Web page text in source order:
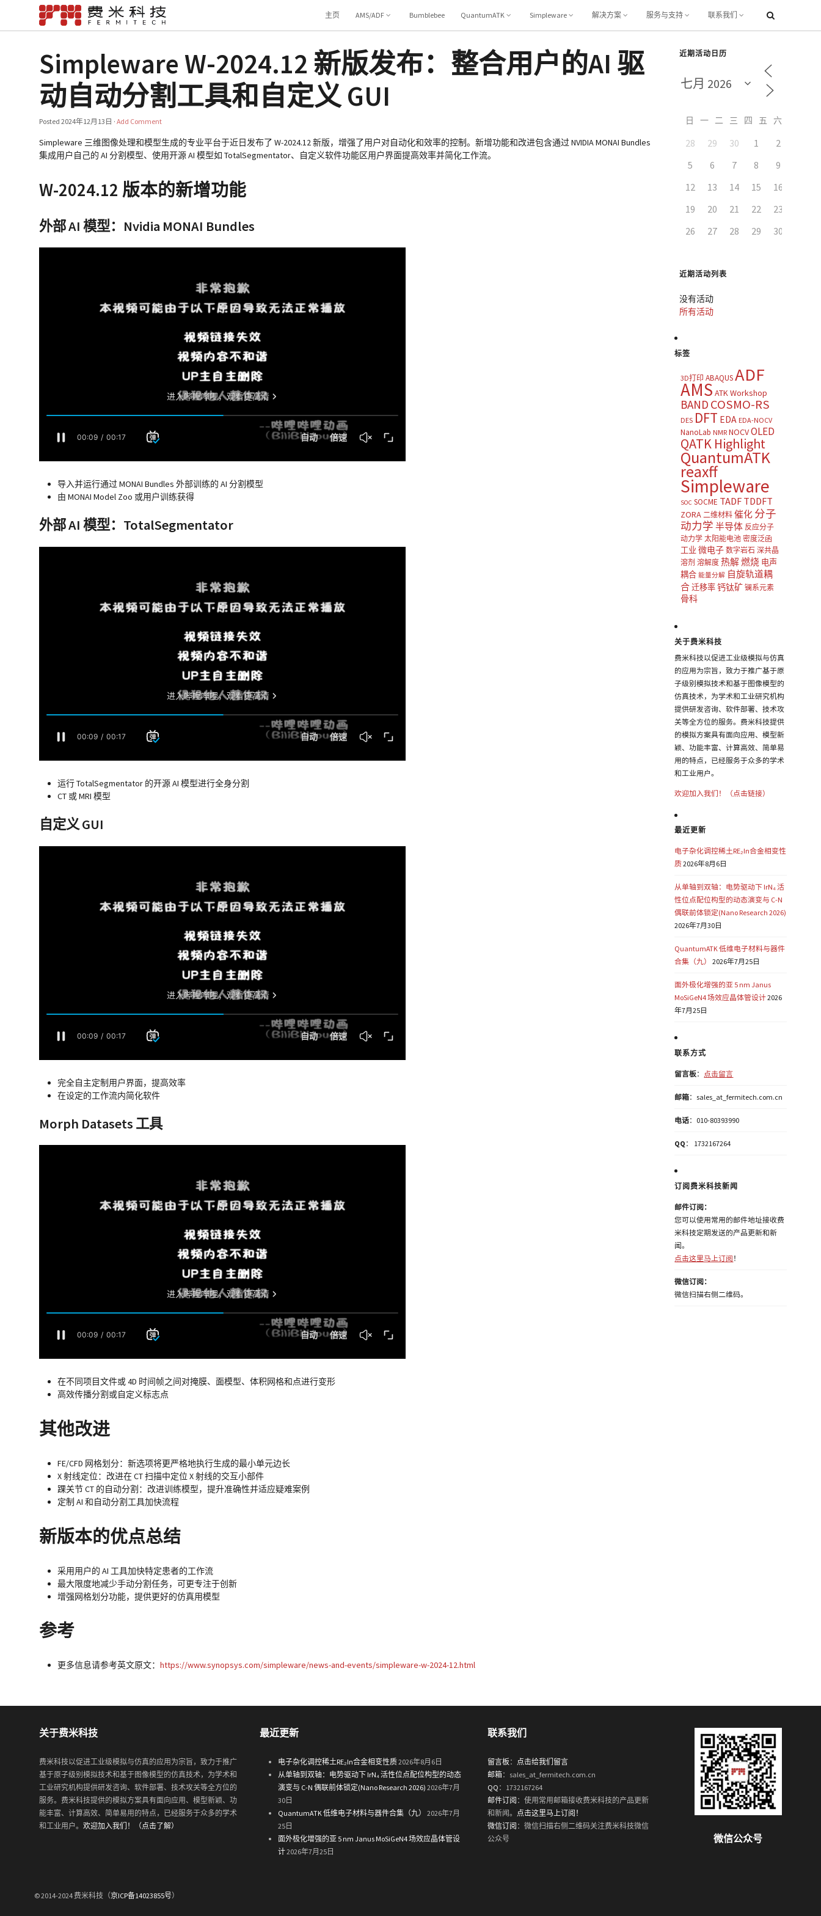
主页 AMS/ADF Bumblebee QuantumATK Simpleware 解决方案 服务与支持 联系我们
Simpleware W-2024.12 新版发布：整合用户的AI 驱
动自动分割工具和自定义 GUI
Posted2024年12月13日 ·Add Comment
Simpleware 三维图像处理和模型生成的专业平台于近日发布了 W-2024.12 新版，增强了用户对自动化和效率的控制。新增功能和改进包含通过 NVIDIA MONAI Bundles
集成用户自己的 AI 分割模型、使用开源 AI 模型如 TotalSegmentator、自定义软件功能区用户界面提高效率并简化工作流。
W-2024.12 版本的新增功能
外部 AI 模型：Nvidia MONAI Bundles
导入并运行通过 MONAI Bundles 外部训练的 AI 分割模型
由 MONAI Model Zoo 或用户训练获得
外部 AI 模型：TotalSegmentator
运行 TotalSegmentator 的开源 AI 模型进行全身分割
CT 或 MRI 模型
自定义 GUI
完全自主定制用户界面，提高效率
在设定的工作流内简化软件
Morph Datasets 工具
在不同项目文件或 4D 时间帧之间对掩膜、面模型、体积网格和点进行变形
高效传播分割或自定义标志点
其他改进
FE/CFD 网格划分：新选项将更严格地执行生成的最小单元边长
X 射线定位：改进在 CT 扫描中定位 X 射线的交互小部件
踝关节 CT 的自动分割：改进训练模型，提升准确性并适应疑难案例
定制 AI 和自动分割工具加快流程
新版本的优点总结
采用用户的 AI 工具加快特定患者的工作流
最大限度地减少手动分割任务，可更专注于创新
增强网格划分功能，提供更好的仿真用模型
参考
更多信息请参考英文原文：https://www.synopsys.com/simpleware/news-and-events/simpleware-w-2024-12.html
近期活动日历
日 一 二 三 四 五
28 29 30 1 2
5
6 7 8 9
12
13 14 15 16
19
20 21 22 23
26
27 28 29 30
近期活动列表
没有活动
所有活动
标签
3D打印 ABAQUSADF
AMS ATK Workshop
BAND COSMO-RS
DES DFT EDA EDA-NOCV
NanoLab NMR NOCVOLED
QATK Highlight
QuantumATK
reaxff
Simpleware
SOC SOCME TADF TDDFT
ZORA 二维材料 催化 分子
动力学 半导体 反应分子
动力学 太阳能电池 密度泛函
工业 微电子 数字岩石 深共晶
溶剂 溶解度 热解燃烧 电声
耦合 能量分解 自旋轨道耦
合迁移率钙钛矿 镧系元素
骨科
关于费米科技
费米科技以促进工业级模拟与仿真
的应用为宗旨，致力于推广基于原
子级别模拟技术和基于图像模型的
仿真技术，为学术和工业研究机构
提供研发咨询、软件部署、技术攻
关等全方位的服务。费米科技提供
的模拟方案具有面向应用、模型新
颖、功能丰富、计算高效、简单易
用的特点，已经服务于众多的学术
和工业用户。
欢迎加入我们！（点击链接）
最近更新
电子杂化调控稀土RE₂In合金相变性
质2026年8月6日
从单轴到双轴：电势驱动下 IrN₄ 活
性位点配位构型的动态演变与 C-N
偶联前体锁定(Nano Research 2026)
2026年7月30日
QuantumATK 低维电子材料与器件
合集（九）
2026年7月25日
面外极化增强的亚 5 nm Janus
MoSiGeN4 场效应晶体管设计2026
年7月25日
联系方式
留言板： 点击留言
邮箱：sales_at_fermitech.com.cn
电话：010-80393990
QQ ： 1732167264
订阅费米科技新闻
邮件订阅：
您可以使用常用的邮件地址接收费
米科技定期发送的产品更新和新
闻。
点击这里马上订阅 ！
微信订阅：
微信扫描右侧二维码。
关于费米科技
费米科技以促进工业级模拟与仿真的应用为宗旨，致力于推广
基于原子级别模拟技术和基于图像模型的仿真技术，为学术和
工业研究机构提供研发咨询、软件部署、技术攻关等全方位的
服务。费米科技提供的模拟方案具有面向应用、模型新颖、功
能丰富、计算高效、简单易用的特点，已经服务于众多的学术
和工业用户。欢迎加入我们！（点击了解）
最近更新
电子杂化调控稀土RE₂In合金相变性质2026年8月6日
从单轴到双轴：电势驱动下 IrN₄ 活性位点配位构型的动态
演变与 C-N 偶联前体锁定(Nano Research 2026) 2026年7月
30日
QuantumATK 低维电子材料与器件合集（九）
2026年7月
25日
面外极化增强的亚 5 nm Janus MoSiGeN4 场效应晶体管设
计2026年7月25日
联系我们
留言板 ： 点击给我们留言
邮箱：sales_at_fermitech.com.cn
QQ ：1732167264
邮件订阅 ：使用常用邮箱接收费米科技的产品更新
和新闻。 点击这里马上订阅！
微信订阅 ：微信扫描右侧二维码关注费米科技微信
公众号
微信公众号
© 2014-2024 费米科技（京ICP备14023855号）